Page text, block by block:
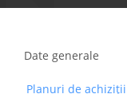
Date generale
Planuri de achiziții